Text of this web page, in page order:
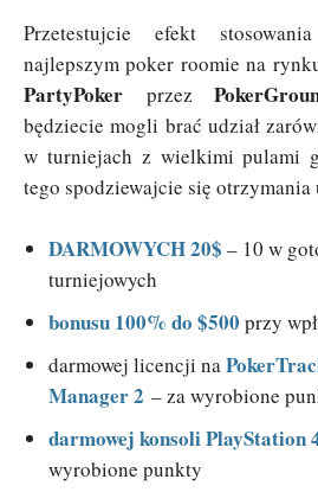
Przetestujcie efekt
najlepszym poker roomie na
PartyPoker przez
będziecie mogli brać udział
w turniejach z wielkimi pulami
tego spodziewajcie się
DARMOWYCH 20$ – 10 w
turniejowych
bonusu 100% do $500 przy
darmowej licencji na
Manager 2 – za wyrobione
darmowej konsoli PlayStation
wyrobione punkty